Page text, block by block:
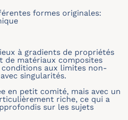
formes originales:
à gradients de propriétés
de matériaux composites
aux limites non-
singularités.
en petit comité, mais avec un
riche, ce qui a
sur les sujets